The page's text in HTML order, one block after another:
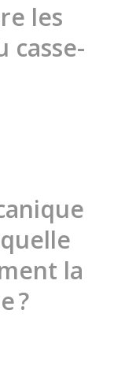
les
casse-
la
?